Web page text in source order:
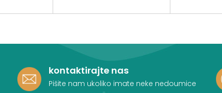
kontaktirajte nas
Pišite nam ukoliko imate neke nedoumice